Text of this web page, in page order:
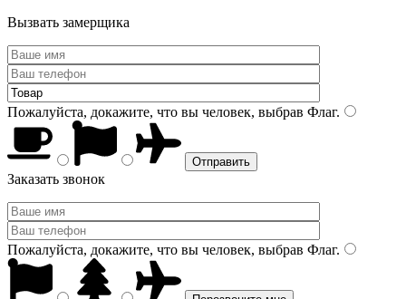
Вызвать замерщика
Пожалуйста, докажите, что вы человек, выбрав Флаг.
Заказать звонок
Пожалуйста, докажите, что вы человек, выбрав Флаг.